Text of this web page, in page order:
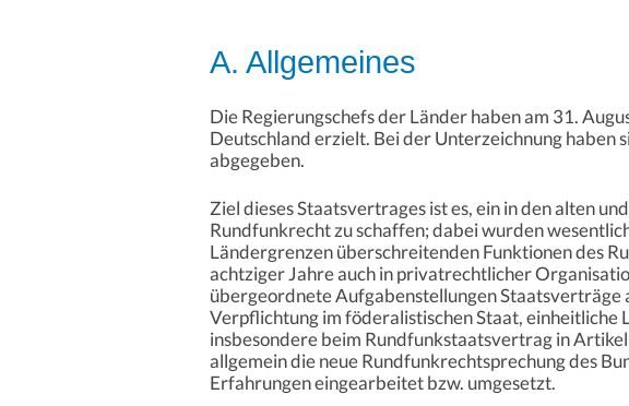
A. Allgemeines
Die Regierungschefs der Länder haben am 31.
Deutschland erzielt. Bei der Unterzeichnung
abgegeben.
Ziel dieses Staatsvertrages ist es, ein in den alten
Rundfunkrecht zu schaffen; dabei wurden
Ländergrenzen überschreitenden Funktionen des
achtziger Jahre auch in privatrechtlicher
übergeordnete Aufgabenstellungen Staatsverträge
Verpflichtung im föderalistischen Staat, einheitliche
insbesondere beim Rundfunkstaatsvertrag in
allgemein die neue Rundfunkrechtsprechung des
Erfahrungen eingearbeitet bzw. umgesetzt.